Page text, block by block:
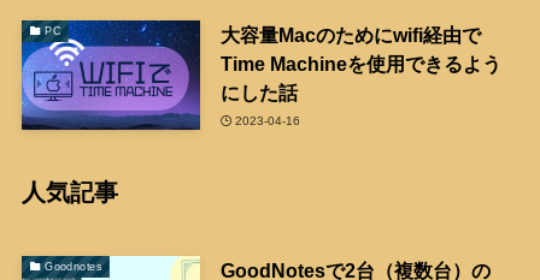
PC
大容量Macのためにwifi経由で
Time Machineを使用できるよう
にした話
2023-04-16
人気記事
Goodnotes
GoodNotesで2台（複数台）の